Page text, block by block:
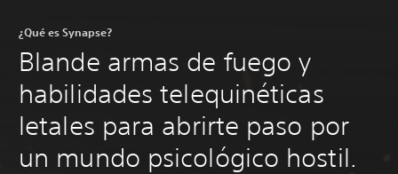
¿Qué es Synapse?
Blande armas de fuego y
habilidades telequinéticas
letales para abrirte paso por
un mundo psicológico hostil.